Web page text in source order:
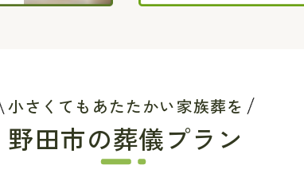
小さくてもあたたかい家族葬を
野田市の葬儀プラン